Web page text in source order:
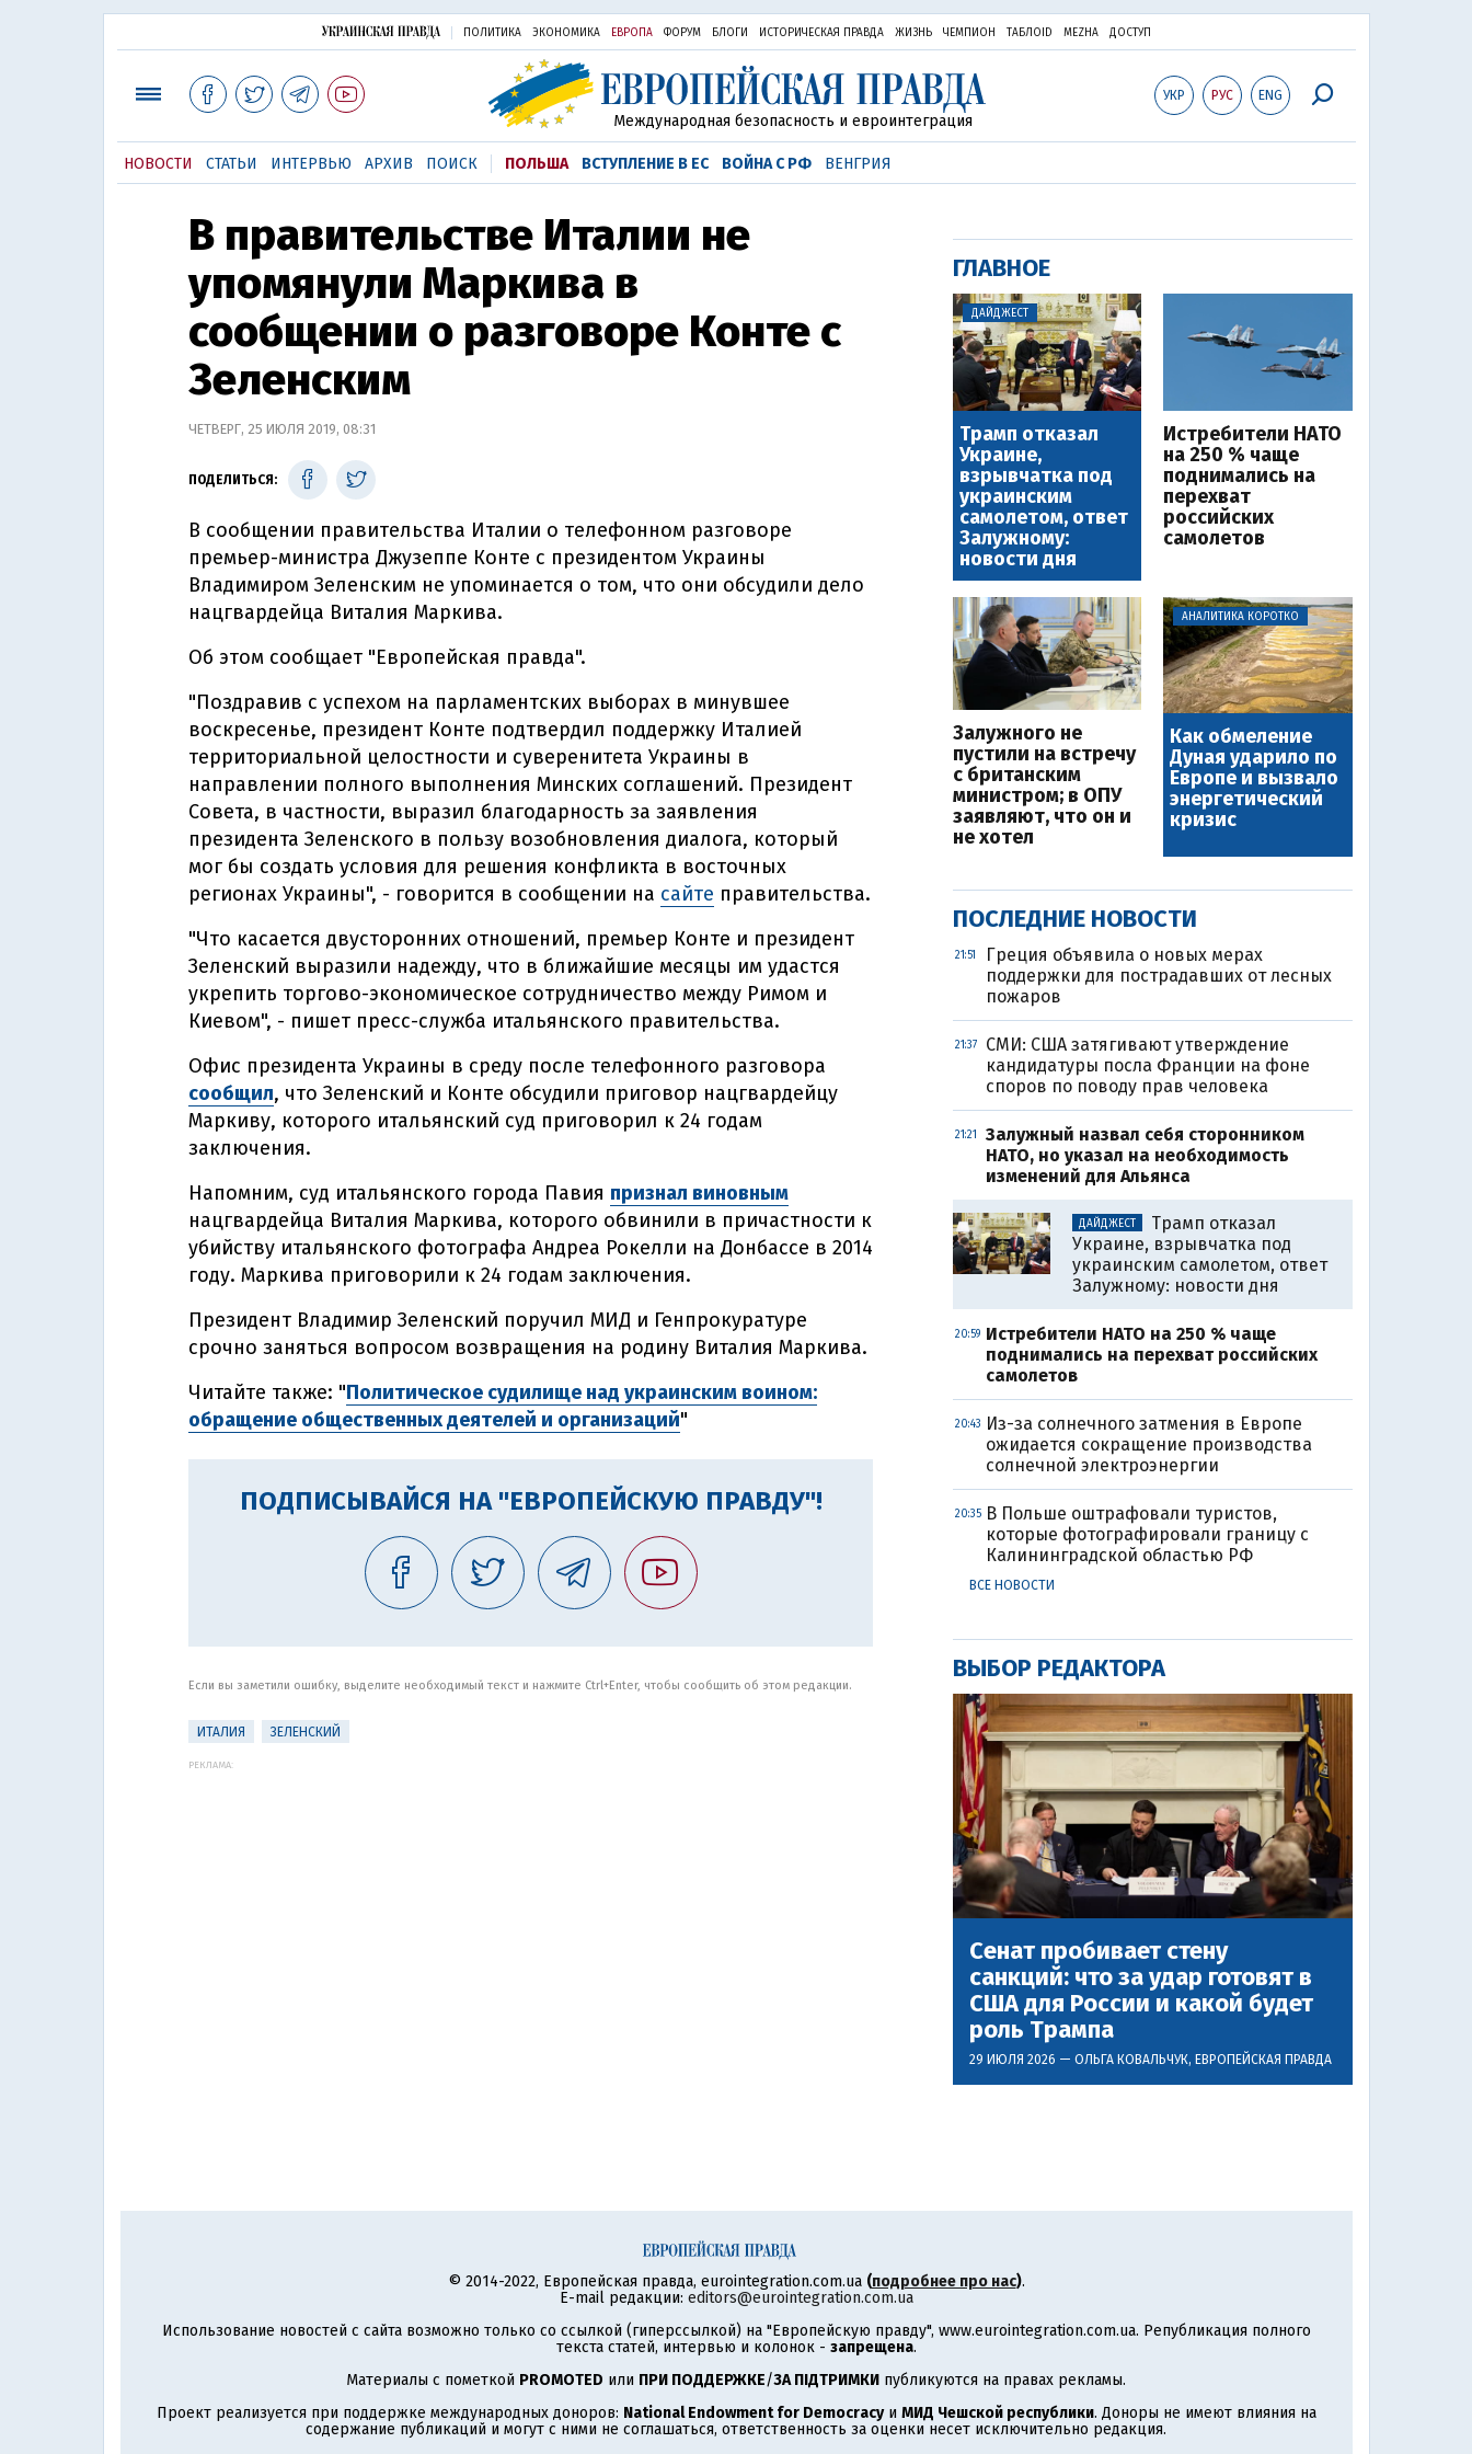
ПОЛИТИКА ЭКОНОМИКА ЕВРОПА ФОРУМ БЛОГИ ИСТОРИЧЕСКАЯ ПРАВДА ЖИЗНЬ ЧЕМПИОН ТАБЛОID MEZHA ДОСТУП
УКР РУС ENG
Международная безопасность и евроинтеграция
НОВОСТИ СТАТЬИ ИНТЕРВЬЮ АРХИВ ПОИСК ПОЛЬША ВСТУПЛЕНИЕ В ЕС ВОЙНА С РФ ВЕНГРИЯ
В правительстве Италии не
упомянули Маркива в
сообщении о разговоре Конте с
Зеленским
ЧЕТВЕРГ, 25 ИЮЛЯ 2019, 08:31
ПОДЕЛИТЬСЯ:
В сообщении правительства Италии о телефонном разговоре
премьер-министра Джузеппе Конте с президентом Украины
Владимиром Зеленским не упоминается о том, что они обсудили дело
нацгвардейца Виталия Маркива.
Об этом сообщает "Европейская правда".
"Поздравив с успехом на парламентских выборах в минувшее
воскресенье, президент Конте подтвердил поддержку Италией
территориальной целостности и суверенитета Украины в
направлении полного выполнения Минских соглашений. Президент
Совета, в частности, выразил благодарность за заявления
президента Зеленского в пользу возобновления диалога, который
мог бы создать условия для решения конфликта в восточных
регионах Украины", - говорится в сообщении на сайте правительства.
"Что касается двусторонних отношений, премьер Конте и президент
Зеленский выразили надежду, что в ближайшие месяцы им удастся
укрепить торгово-экономическое сотрудничество между Римом и
Киевом", - пишет пресс-служба итальянского правительства.
Офис президента Украины в среду после телефонного разговора
сообщил, что Зеленский и Конте обсудили приговор нацгвардейцу
Маркиву, которого итальянский суд приговорил к 24 годам
заключения.
Напомним, суд итальянского города Павия признал виновным
нацгвардейца Виталия Маркива, которого обвинили в причастности к
убийству итальянского фотографа Андреа Рокелли на Донбассе в 2014
году. Маркива приговорили к 24 годам заключения.
Президент Владимир Зеленский поручил МИД и Генпрокуратуре
срочно заняться вопросом возвращения на родину Виталия Маркива.
Читайте также: "Политическое судилище над украинским воином:
обращение общественных деятелей и организаций"
ПОДПИСЫВАЙСЯ НА "ЕВРОПЕЙСКУЮ ПРАВДУ"!
Если вы заметили ошибку, выделите необходимый текст и нажмите Ctrl+Enter, чтобы сообщить об этом редакции.
ИТАЛИЯ ЗЕЛЕНСКИЙ
РЕКЛАМА:
ГЛАВНОЕ
ДАЙДЖЕСТ
Трамп отказал
Украине,
взрывчатка под
украинским
самолетом, ответ
Залужному:
новости дня
Истребители НАТО
на 250 % чаще
поднимались на
перехват
российских
самолетов
Залужного не
пустили на встречу
с британским
министром; в ОПУ
заявляют, что он и
не хотел
АНАЛИТИКА КОРОТКО
Как обмеление
Дуная ударило по
Европе и вызвало
энергетический
кризис
ПОСЛЕДНИЕ НОВОСТИ
21:51
Греция объявила о новых мерах
поддержки для пострадавших от лесных
пожаров
21:37
СМИ: США затягивают утверждение
кандидатуры посла Франции на фоне
споров по поводу прав человека
21:21
Залужный назвал себя сторонником
НАТО, но указал на необходимость
изменений для Альянса
ДАЙДЖЕСТ
Трамп отказал
Украине, взрывчатка под
украинским самолетом, ответ
Залужному: новости дня
20:59 Истребители НАТО на 250 % чаще
поднимались на перехват российских
самолетов
20:43 Из-за солнечного затмения в Европе
ожидается сокращение производства
солнечной электроэнергии
20:35 В Польше оштрафовали туристов,
которые фотографировали границу с
Калининградской областью РФ
ВСЕ НОВОСТИ
ВЫБОР РЕДАКТОРА
Сенат пробивает стену
санкций: что за удар готовят в
США для России и какой будет
роль Трампа
29 ИЮЛЯ 2026 — ОЛЬГА КОВАЛЬЧУК, ЕВРОПЕЙСКАЯ ПРАВДА
© 2014-2022, Европейская правда, eurointegration.com.ua (подробнее про нас).
E-mail редакции: editors@eurointegration.com.ua
Использование новостей с сайта возможно только со ссылкой (гиперссылкой) на "Европейскую правду", www.eurointegration.com.ua. Републикация полного
текста статей, интервью и колонок - запрещена.
Материалы с пометкой PROMOTED или ПРИ ПОДДЕРЖКЕ/ЗА ПІДТРИМКИ публикуются на правах рекламы.
Проект реализуется при поддержке международных доноров: National Endowment for Democracyи МИД Чешской республики. Доноры не имеют влияния на
содержание публикаций и могут с ними не соглашаться, ответственность за оценки несет исключительно редакция.